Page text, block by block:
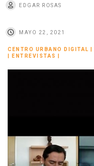
EDGAR ROSAS
MAYO 22, 2021
CENTRO URBANO DIGITAL
ENTREVISTAS